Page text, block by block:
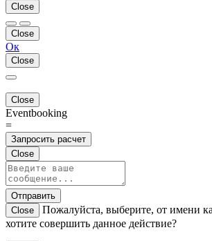
Close
Close
Ок
Close
Close
Eventbooking
=
Запросить расчет
Close
Отправить
Close
Пожалуйста, выберите, от имени
хотите совершить данное действие?